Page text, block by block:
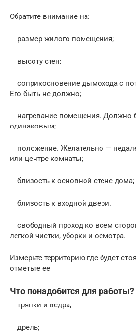
Обратите внимание на:
размер жилого помещения;
высоту стен;
соприкосновение дымохода с
Его быть не должно;
нагревание помещения. Должно
одинаковым;
положение. Желательно —
или центре комнаты;
близость к основной стене дома;
близость к входной двери.
свободный проход ко всем
легкой чистки, уборки и осмотра.
Измерьте территорию где будет
отметьте ее.
Что понадобится для работы?
тряпки и ведра;
дрель;